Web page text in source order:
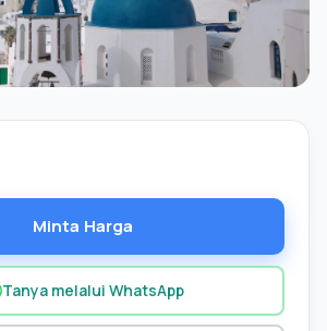
Minta Harga
Tanya melalui WhatsApp